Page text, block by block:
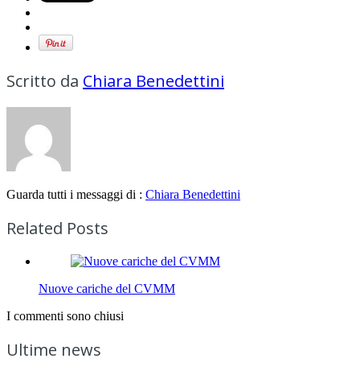
Scritto da Chiara Benedettini
Guarda tutti i messaggi di : Chiara Benedettini
Related Posts
Nuove cariche del CVMM
I commenti sono chiusi
Ultime news